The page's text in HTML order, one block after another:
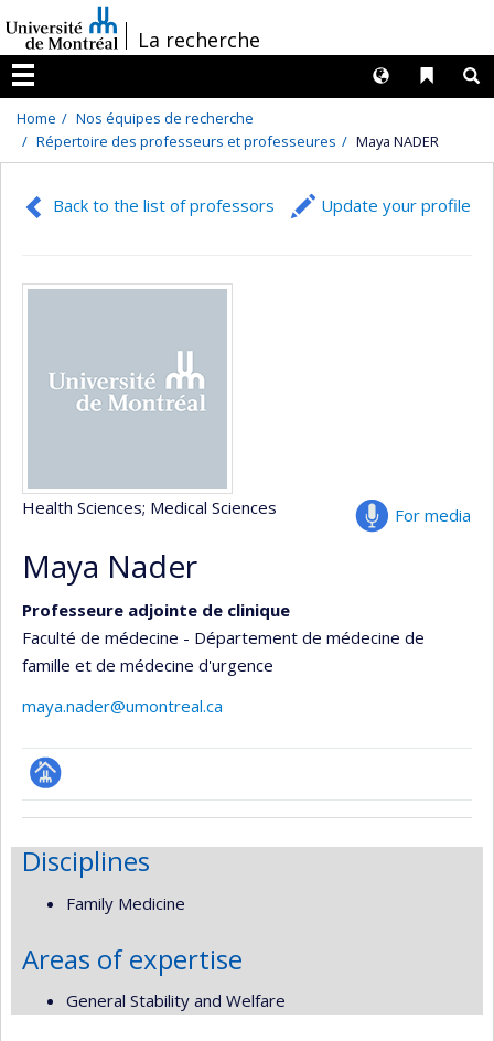
au
contenu
/La recherche
Menu
Liens
Langues
Home
Nos équipes de recherche
Répertoire des professeurs et professeures
Maya NADER
Back to the list of professors Update your profile
For media
Health Sciences; Medical Sciences
Maya Nader
Professeure adjointe de clinique
Faculté de médecine - Département de médecine de
famille et de médecine d'urgence
maya.nader@umontreal.ca
Page
(faculté,département,école)
Disciplines
Family Medicine
Areas of expertise
General Stability and Welfare